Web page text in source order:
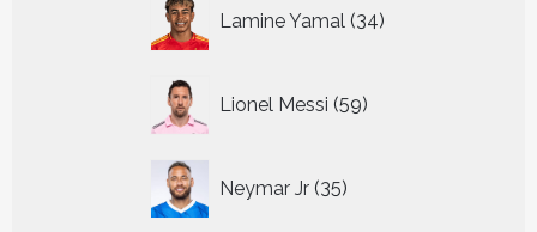
Lamine Yamal 34
producten
Lionel Messi 59
producten
Neymar Jr 35
producten